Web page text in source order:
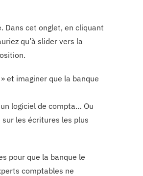
Dans cet onglet, en cliquant
qu’à slider vers la
et imaginer que la banque
logiciel de compta… Ou
les écritures les plus
pour que la banque le
comptables ne